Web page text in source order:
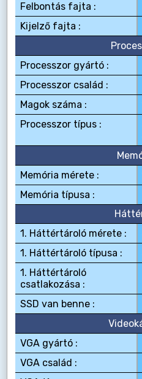
Felbontás fajta :
Kijelző fajta :
Processzor gyártó :
Processzor család :
Magok száma :
Processzor típus :
Memória mérete :
Memória típusa :
1. Háttértároló mérete :
1. Háttértároló típusa :
1. Háttértároló
csatlakozása :
SSD van benne :
VGA gyártó :
VGA család :